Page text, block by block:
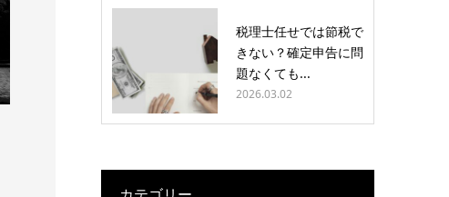
税理士任せでは節税で
きない？確定申告に問
題なくても...
2026.03.02